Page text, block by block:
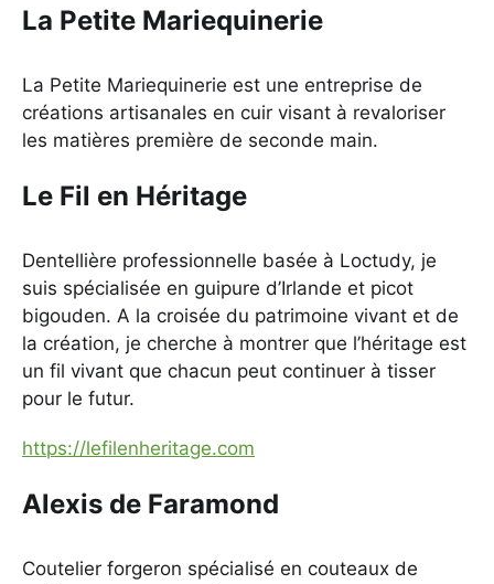
La Petite Mariequinerie
La Petite Mariequinerie est une entreprise de
créations artisanales en cuir visant à revaloriser
les matières première de seconde main.
Le Fil en Héritage
Dentellière professionnelle basée à Loctudy, je
suis spécialisée en guipure d’Irlande et picot
bigouden. A la croisée du patrimoine vivant et de
la création, je cherche à montrer que l’héritage est
un fil vivant que chacun peut continuer à tisser
pour le futur.
https://lefilenheritage.com
Alexis de Faramond
Coutelier forgeron spécialisé en couteaux de